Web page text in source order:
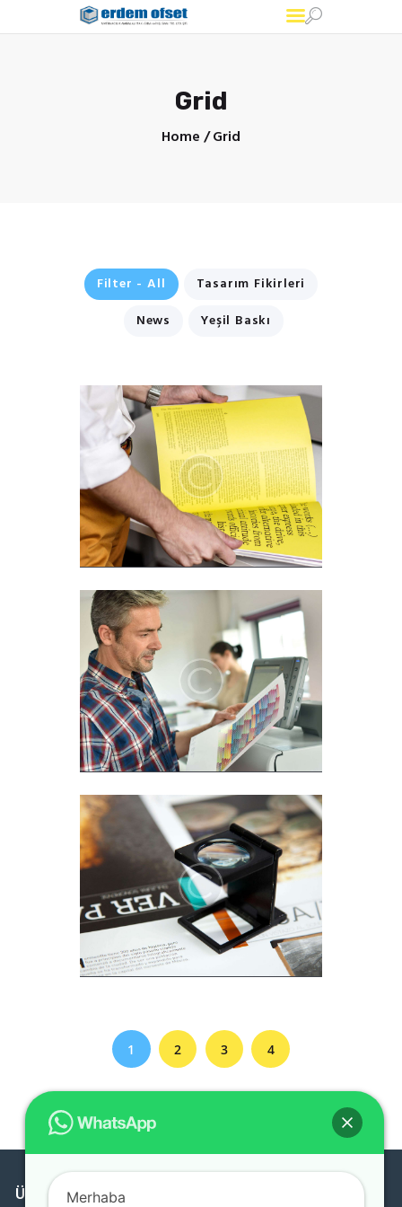
Grid
Home Grid
Ofset Baskılı kutu
Ürünlerimiz
Filter - All
Tasarım Fikirleri
News
Yeşil Baskı
1 2 3 4
Ürünlerimiz
Merhaba